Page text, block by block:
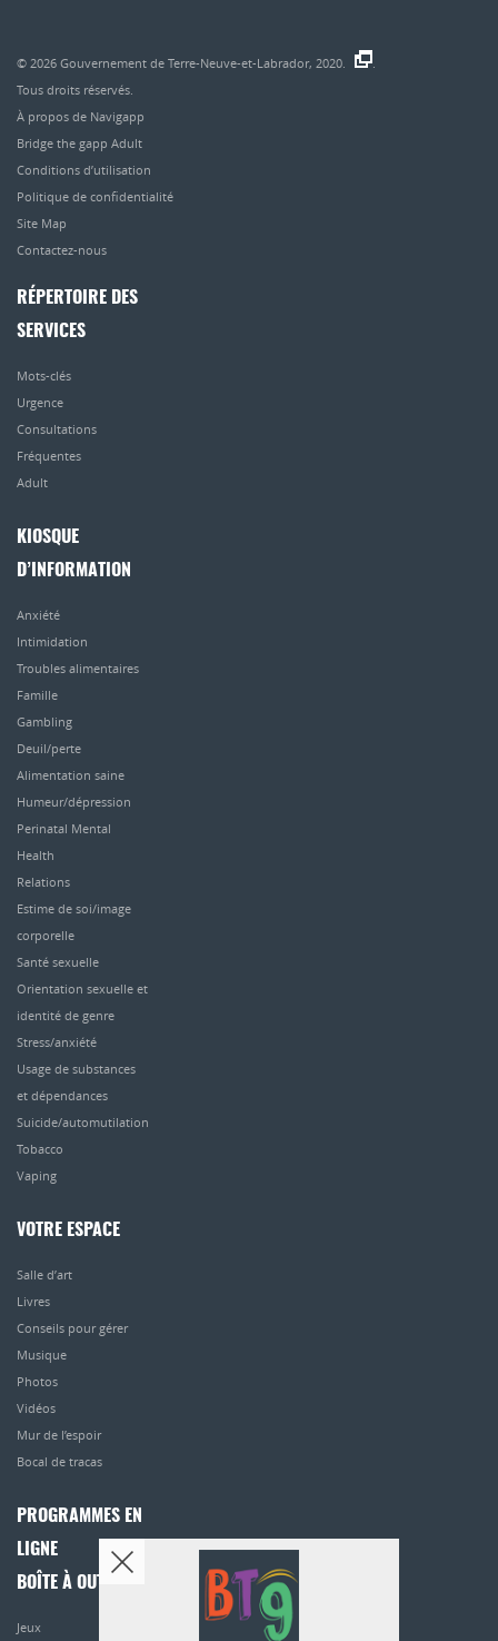
© 2026 Gouvernement de Terre-Neuve-et-Labrador, 2020.
Tous droits réservés.
À propos de Navigapp
Bridge the gapp Adult
Conditions d’utilisation
Politique de confidentialité
Site Map
Contactez-nous
RÉPERTOIRE DES
SERVICES
Mots-clés
Urgence
Consultations
Fréquentes
Adult
KIOSQUE
D’INFORMATION
Anxiété
Intimidation
Troubles alimentaires
Famille
Gambling
Deuil/perte
Alimentation saine
Humeur/dépression
Perinatal Mental
Health
Relations
Estime de soi/image
corporelle
Santé sexuelle
Orientation sexuelle et
identité de genre
Stress/anxiété
Usage de substances
et dépendances
Suicide/automutilation
Tobacco
Vaping
VOTRE ESPACE
Salle d’art
Livres
Conseils pour gérer
Musique
Photos
Vidéos
Mur de l’espoir
Bocal de tracas
PROGRAMMES EN
LIGNE
BOÎTE À OUTILS
Jeux